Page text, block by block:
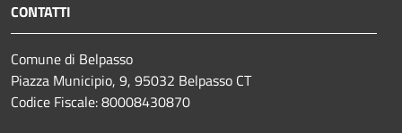
CONTATTI
Comune di Belpasso
Piazza Municipio, 9, 95032 Belpasso CT
Codice Fiscale: 80008430870